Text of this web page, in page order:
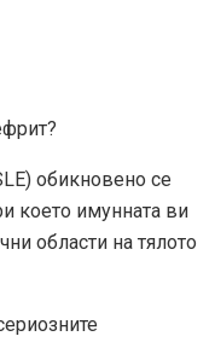
обикновено се
което имунната ви
области на тялото